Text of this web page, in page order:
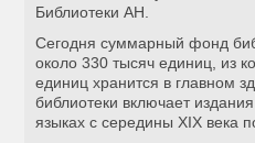
Библиотеки АН.
Сегодня суммарный фонд
около 330 тысяч единиц, из
единиц хранится в главном
библиотеки включает
языках с середины XIX века